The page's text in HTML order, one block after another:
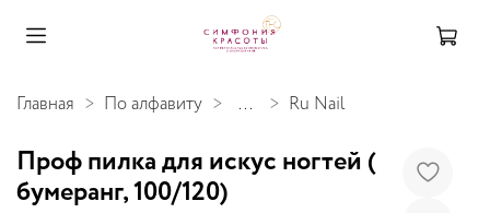
Главная По алфавиту ... Ru Nail
Проф пилка для искус ногтей (
бумеранг, 100/120)